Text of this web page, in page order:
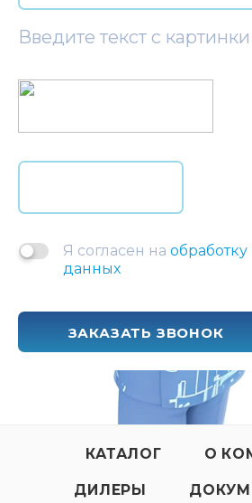
Введите текст с картинки
Я согласен на
данных
ЗАКАЗАТЬ ЗВОНОК
КАТАЛОГ О
ДИЛЕРЫ